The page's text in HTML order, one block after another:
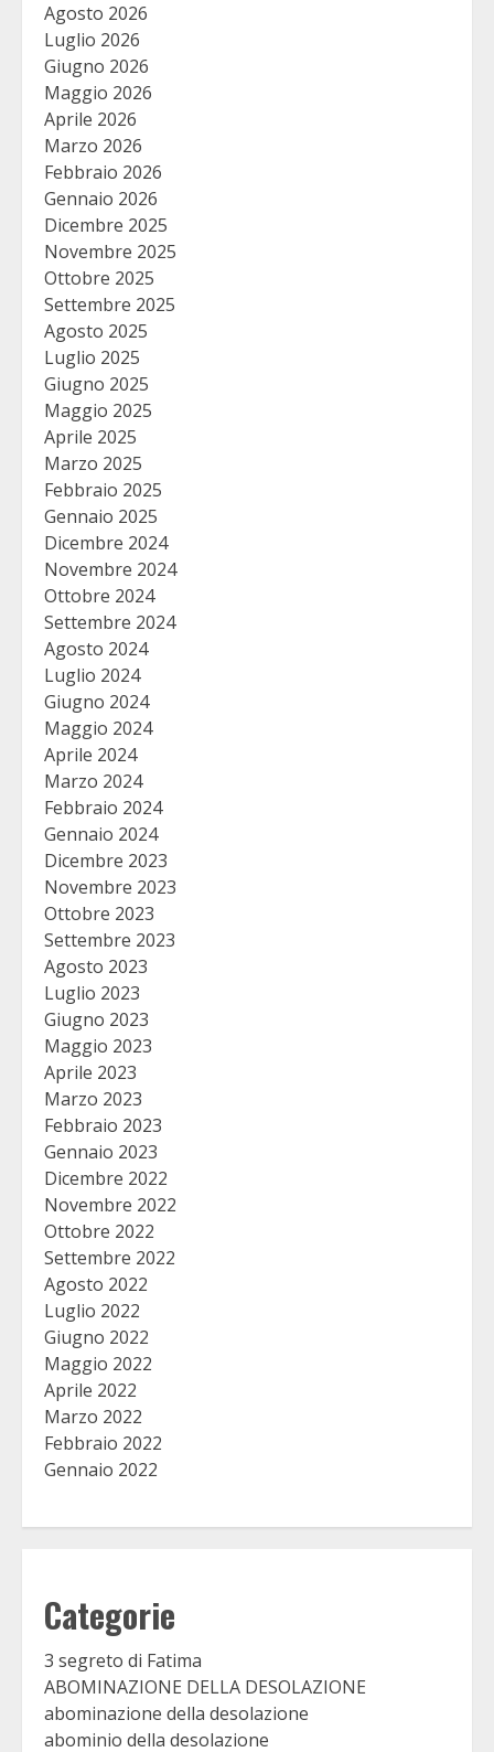
Agosto 2026
Luglio 2026
Giugno 2026
Maggio 2026
Aprile 2026
Marzo 2026
Febbraio 2026
Gennaio 2026
Dicembre 2025
Novembre 2025
Ottobre 2025
Settembre 2025
Agosto 2025
Luglio 2025
Giugno 2025
Maggio 2025
Aprile 2025
Marzo 2025
Febbraio 2025
Gennaio 2025
Dicembre 2024
Novembre 2024
Ottobre 2024
Settembre 2024
Agosto 2024
Luglio 2024
Giugno 2024
Maggio 2024
Aprile 2024
Marzo 2024
Febbraio 2024
Gennaio 2024
Dicembre 2023
Novembre 2023
Ottobre 2023
Settembre 2023
Agosto 2023
Luglio 2023
Giugno 2023
Maggio 2023
Aprile 2023
Marzo 2023
Febbraio 2023
Gennaio 2023
Dicembre 2022
Novembre 2022
Ottobre 2022
Settembre 2022
Agosto 2022
Luglio 2022
Giugno 2022
Maggio 2022
Aprile 2022
Marzo 2022
Febbraio 2022
Gennaio 2022
Categorie
3 segreto di Fatima
ABOMINAZIONE DELLA DESOLAZIONE
abominazione della desolazione
abominio della desolazione